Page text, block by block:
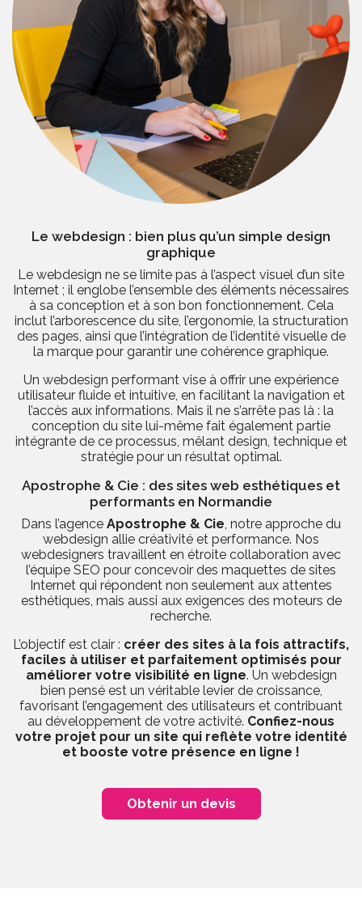
Le webdesign : bien plus qu’un simple design
graphique
Le webdesign ne se limite pas à l’aspect visuel d’un site
Internet ; il englobe l’ensemble des éléments nécessaires
à sa conception et à son bon fonctionnement. Cela
inclut l’arborescence du site, l’ergonomie, la structuration
des pages, ainsi que l’intégration de l’identité visuelle de
la marque pour garantir une cohérence graphique.
Un webdesign performant vise à offrir une expérience
utilisateur fluide et intuitive, en facilitant la navigation et
l’accès aux informations. Mais il ne s’arrête pas là : la
conception du site lui-même fait également partie
intégrante de ce processus, mêlant design, technique et
stratégie pour un résultat optimal.
Apostrophe & Cie : des sites web esthétiques et
performants en Normandie
Dans l’agence Apostrophe & Cie, notre approche du
webdesign allie créativité et performance. Nos
webdesigners travaillent en étroite collaboration avec
l’équipe SEO pour concevoir des maquettes de sites
Internet qui répondent non seulement aux attentes
esthétiques, mais aussi aux exigences des moteurs de
recherche.
L’objectif est clair : créer des sites à la fois attractifs,
faciles à utiliser et parfaitement optimisés pour
améliorer votre visibilité en ligne. Un webdesign
bien pensé est un véritable levier de croissance,
favorisant l’engagement des utilisateurs et contribuant
au développement de votre activité. Confiez-nous
votre projet pour un site qui reflète votre identité
et booste votre présence en ligne !
Obtenir un devis